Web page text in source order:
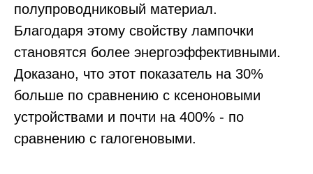
полупроводниковый материал.
Благодаря этому свойству лампочки
становятся более энергоэффективными.
Доказано, что этот показатель на 30%
больше по сравнению с ксеноновыми
устройствами и почти на 400% - по
сравнению с галогеновыми.